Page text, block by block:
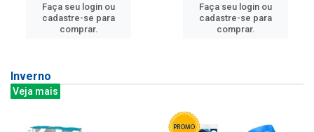
Faça seu login ou
cadastre-se para
comprar.
Faça seu login ou
cadastre-se para
comprar.
Inverno
Veja mais